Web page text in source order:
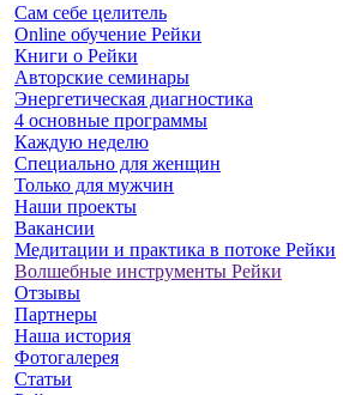
Сам себе целитель
Online обучение Рейки
Книги о Рейки
Авторские семинары
Энергетическая диагностика
4 основные программы
Каждую неделю
Специально для женщин
Только для мужчин
Наши проекты
Вакансии
Медитации и практика в потоке Рейки
Волшебные инструменты Рейки
Отзывы
Партнеры
Наша история
Фотогалерея
Статьи